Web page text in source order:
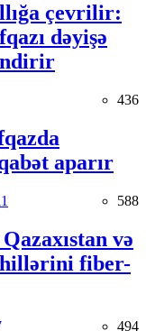
çevrilir:
dəyişə
436
aparır
588
və
fiber-
494